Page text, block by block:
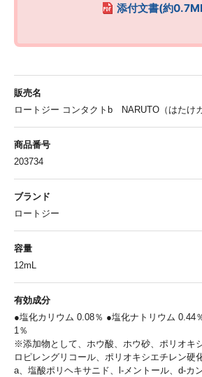
添付文書(約
販売名
ロートジー コンタクトb NARUTO（はたけカ
商品番号
203734
ブランド
ロートジー
容量
12mL
有効成分
●塩化カリウム 0.08％ ●塩化ナトリウム 0.44
1％
※添加物として、ホウ酸、ホウ砂、ポリオキ
ロピレングリコール、ポリオキシエチレン硬
a、塩酸ポリヘキサニド、l-メントール、d-カ